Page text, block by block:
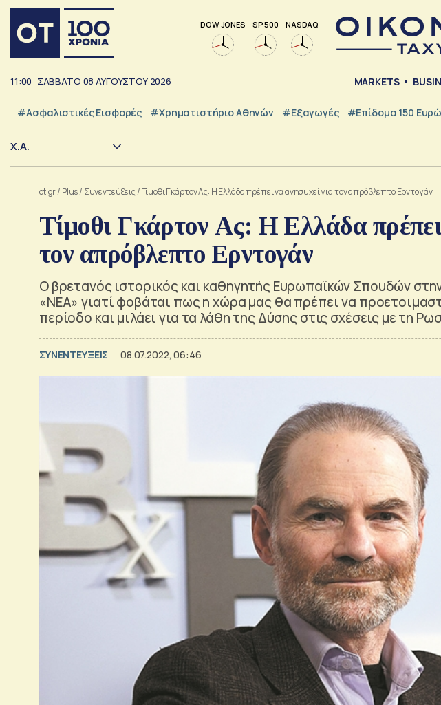
DOW JONES SP 500 NASDAQ
11:00 ΣΑΒΒΑΤΟ 08 ΑΥΓΟΥΣΤΟΥ 2026 MARKETS
#Ασφαλιστικές Εισφορές #Χρηματιστήριο Αθηνών #εξαγωγές #Επίδομα 150 Ευρώ
Χ.Α.
ot.gr/ Plus/ Συνεντεύξεις/Τίμοθι Γκάρτον Ας: Η Ελλάδα πρέπει να ανησυχεί για τον απρόβλεπτο Ερντογάν
Τίμοθι Γκάρτον Ας: Η Ελλάδα
τον απρόβλεπτο Ερντογάν
Ο βρετανός ιστορικός και καθηγητής Ευρωπαϊκών Σπουδών
«ΝΕΑ» γιατί φοβάται πως η χώρα μας θα πρέπει να
περίοδο και μιλάει για τα λάθη της Δύσης στις σχέσεις με τη
ΣΥΝΕΝΤΕΥΞΕΙΣ 08.07.2022, 06:46